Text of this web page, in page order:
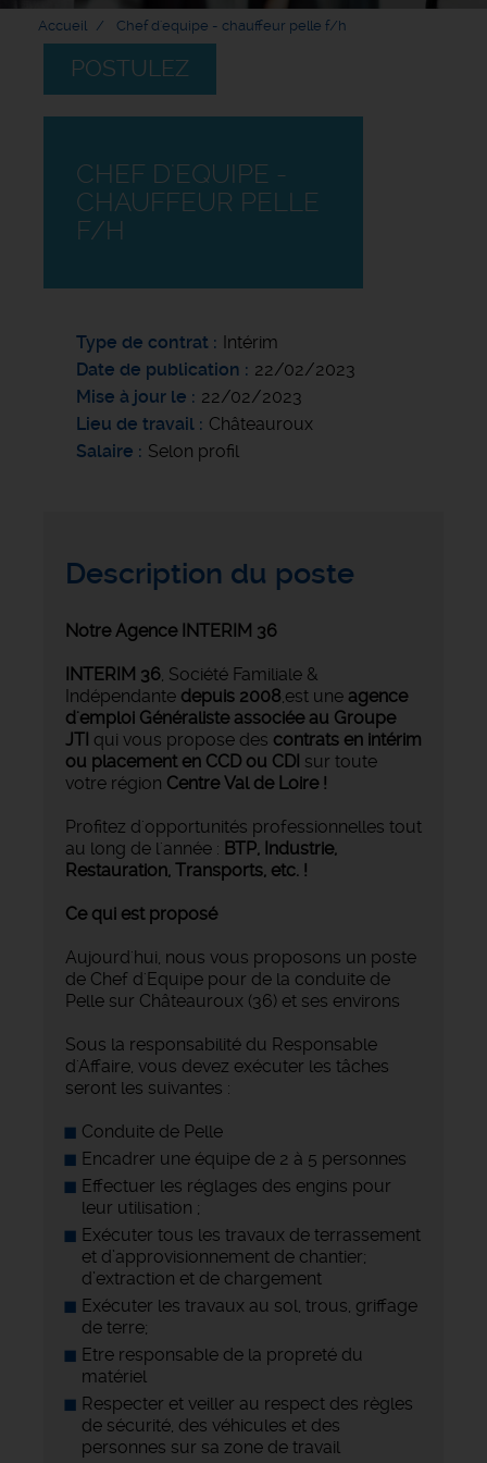
Accueil Chef d'equipe - chauffeur pelle f/h
POSTULEZ
CHEF D'EQUIPE -
CHAUFFEUR PELLE
F/H
Type de contrat
Intérim
Date de publication
22/02/2023
Mise à jour le
22/02/2023
Lieu de travail
Châteauroux
Salaire
Selon profil
Description du poste
Notre Agence INTERIM 36
INTERIM 36, Société Familiale &
Indépendante depuis 2008,est une agence
d'emploi Généraliste associée au Groupe
JTI qui vous propose des contrats en intérim
ou placement en CCD ou CDI sur toute
votre région Centre Val de Loire !
Profitez d'opportunités professionnelles tout
au long de l'année : BTP, Industrie,
Restauration, Transports, etc. !
Ce qui est proposé
Aujourd'hui, nous vous proposons un poste
de Chef d'Equipe pour de la conduite de
Pelle sur Châteauroux (36) et ses environs
Sous la responsabilité du Responsable
d'Affaire, vous devez exécuter les tâches
seront les suivantes :
Conduite de Pelle
Encadrer une équipe de 2 à 5 personnes
Effectuer les réglages des engins pour
leur utilisation ;
Exécuter tous les travaux de terrassement
et d’approvisionnement de chantier;
d’extraction et de chargement
Exécuter les travaux au sol, trous, griffage
de terre;
Etre responsable de la propreté du
matériel
Respecter et veiller au respect des règles
de sécurité, des véhicules et des
personnes sur sa zone de travail